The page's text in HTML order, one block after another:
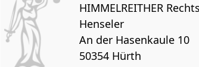
HIMMELREITHER
Henseler
An der Hasenkaule 10
50354 Hürth